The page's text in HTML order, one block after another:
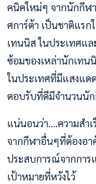
คนิคใหม่ๆ จากนักกีฬ
ศการ์ต้า เป็นชาติแรก
เทนนิส ในประเทศแ
ซ้อมของเหล่านักเทน
ในประเทศที่มีแสงแด
ตอบรับที่ดีมีจำนวนนั
แน่นอนว่า....ความสำ
จากกีฬาอื่นๆที่ต้องอา
ประสบการณ์จากการ
เป้าหมายที่หวังไว้